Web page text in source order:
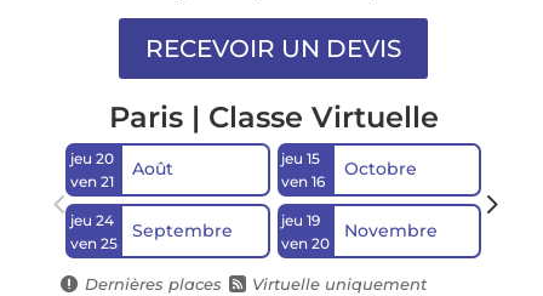
Paris | Classe Virtuelle
jeu 20
ven 21
Août
jeu 24
ven 25
Septembre
jeu 15
ven 16
Octobre
jeu 19
ven 20
Novembre
 Dernières places  Virtuelle uniquement